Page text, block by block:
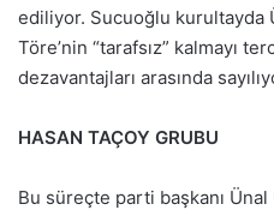
ediliyor. Sucuoğlu kurultayda
Töre’nin “tarafsız” kalmayı
dezavantajları arasında
HASAN TAÇOY GRUBU
Bu süreçte parti başkanı